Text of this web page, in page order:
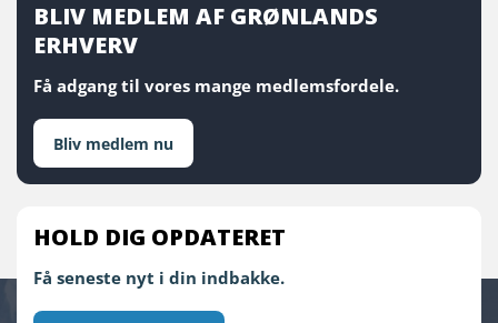
BLIV MEDLEM AF GRØNLANDS
ERHVERV
Få adgang til vores mange medlemsfordele.
Bliv medlem nu
HOLD DIG OPDATERET
Få seneste nyt i din indbakke.